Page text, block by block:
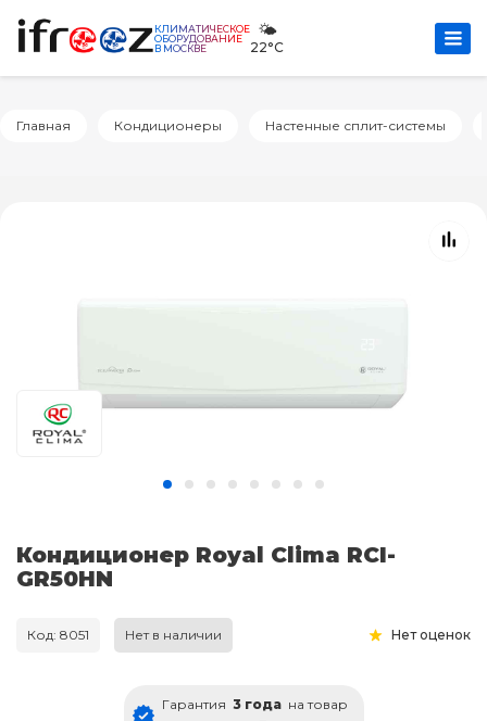
КЛИМАТИЧЕСКОЕ
ОБОРУДОВАНИЕ
В МОСКВЕ
🌤️
22°C
Главная Кондиционеры Настенные сплит-системы
Кондиционер Royal Clima RCI-
GR50HN
Код: 8051 Нет в наличии Нет оценок
Гарантия 3 года на товар